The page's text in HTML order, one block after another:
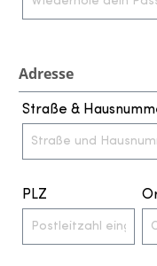
Adresse
Straße &
PLZ